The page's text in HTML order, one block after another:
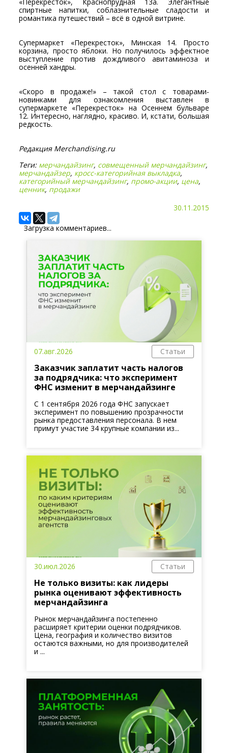
спиртные напитки, соблазнительные сладости и
романтика путешествий – всё в одной витрине.
Супермаркет «Перекресток», Минская 14. Просто
корзина, просто яблоки. Но получилось эффектное
выступление против дождливого авитаминоза и
осенней хандры.
«Скоро в продаже!» – такой стол с товарами-
новинками для ознакомления выставлен в
супермаркете «Перекресток» на Осеннем бульваре
12. Интересно, наглядно, красиво. И, кстати, большая
редкость.
Редакция Merchandising.ru
Теги: мерчандайзинг, совмещенный мерчандайзинг,
мерчандайзер, кросс-категорийная выкладка,
категорийный мерчандайзинг, промо-акции, цена,
ценник, продажи
30.11.2015
Загрузка комментариев...
07.авг.2026 Статьи
Заказчик заплатит часть налогов
за подрядчика: что эксперимент
ФНС изменит в мерчандайзинге
С 1 сентября 2026 года ФНС запускает
эксперимент по повышению прозрачности
рынка предоставления персонала. В нем
примут участие 34 крупные компании из...
30.июл.2026 Статьи
Не только визиты: как лидеры
рынка оценивают эффективность
мерчандайзинга
Рынок мерчандайзинга постепенно
расширяет критерии оценки подрядчиков.
Цена, география и количество визитов
остаются важными, но для производителей
и ...